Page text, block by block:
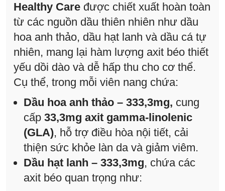
Healthy Care được chiết xuất hoàn toàn
từ các nguồn dầu thiên nhiên như dầu
hoa anh thảo, dầu hạt lanh và dầu cá tự
nhiên, mang lại hàm lượng axit béo thiết
yếu dồi dào và dễ hấp thu cho cơ thể.
Cụ thể, trong mỗi viên nang chứa:
Dầu hoa anh thảo – 333,3mg, cung
cấp 33,3mg axit gamma-linolenic
(GLA), hỗ trợ điều hòa nội tiết, cải
thiện sức khỏe làn da và giảm viêm.
Dầu hạt lanh – 333,3mg, chứa các
axit béo quan trọng như: